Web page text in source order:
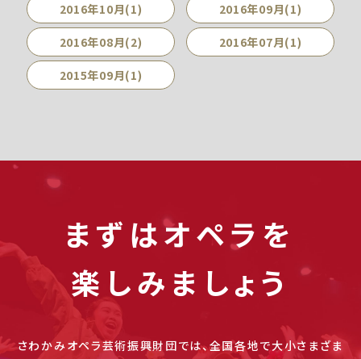
2016年10月(1) 2016年09月(1)
2016年08月(2) 2016年07月(1)
2015年09月(1)
まずはオペラを
楽しみましょう
さわかみオペラ芸術振興財団では、全国各地で大小さまざま